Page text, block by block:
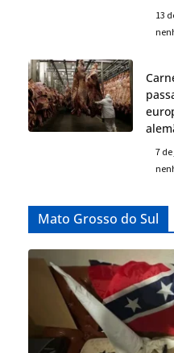
13
7
Mato Grosso do Sul